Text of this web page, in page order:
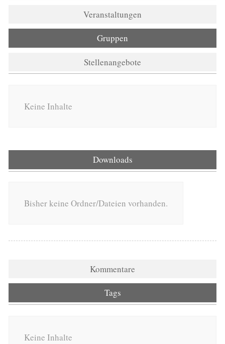
Veranstaltungen
Gruppen
Stellenangebote
Keine Inhalte
Downloads
Bisher keine Ordner/Dateien vorhanden.
Kommentare
Tags
Keine Inhalte